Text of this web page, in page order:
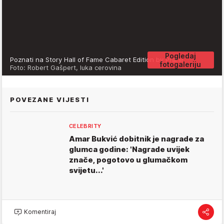
Pogledaj
fotogaleriju
Poznati na Story Hall of Fame Cabaret Edition by Prahir
Foto: Robert Gašpert, luka cerovina
POVEZANE VIJESTI
CELEBRITY
Amar Bukvić dobitnik je nagrade za
glumca godine: 'Nagrade uvijek
znače, pogotovo u glumačkom
svijetu...'
Komentiraj